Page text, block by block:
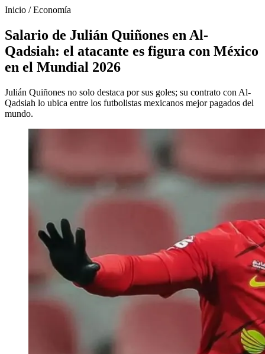
Inicio /Economía
Salario de Julián Quiñones en Al-
Qadsiah: el atacante es figura con México
en el Mundial 2026
Julián Quiñones no solo destaca por sus goles; su contrato con Al-
Qadsiah lo ubica entre los futbolistas mexicanos mejor pagados del
mundo.